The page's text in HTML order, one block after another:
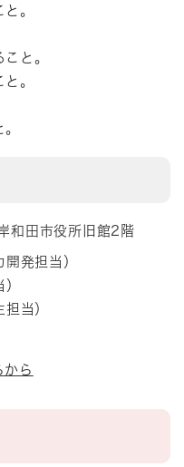
。
と。
。
和田市役所旧館2階
開発担当 ）
）
担当 ）
から